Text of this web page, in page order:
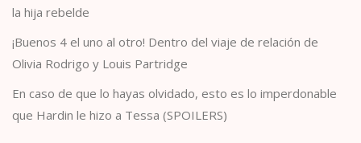
la hija rebelde
¡Buenos 4 el uno al otro! Dentro del viaje de relación de
Olivia Rodrigo y Louis Partridge
En caso de que lo hayas olvidado, esto es lo imperdonable
que Hardin le hizo a Tessa (SPOILERS)